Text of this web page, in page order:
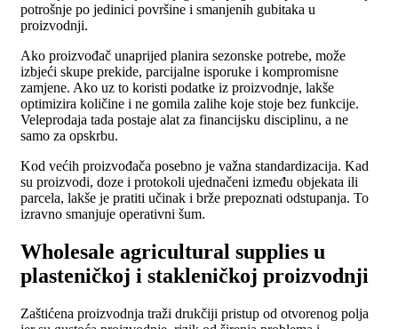
potrošnje po jedinici površine i smanjenih gubitaka u
proizvodnji.
Ako proizvođač unaprijed planira sezonske potrebe, može
izbjeći skupe prekide, parcijalne isporuke i kompromisne
zamjene. Ako uz to koristi podatke iz proizvodnje, lakše
optimizira količine i ne gomila zalihe koje stoje bez funkcije.
Veleprodaja tada postaje alat za financijsku disciplinu, a ne
samo za opskrbu.
Kod većih proizvođača posebno je važna standardizacija. Kad
su proizvodi, doze i protokoli ujednačeni između objekata ili
parcela, lakše je pratiti učinak i brže prepoznati odstupanja. To
izravno smanjuje operativni šum.
Wholesale agricultural supplies u
plasteničkoj i stakleničkoj proizvodnji
Zaštićena proizvodnja traži drukčiji pristup od otvorenog polja